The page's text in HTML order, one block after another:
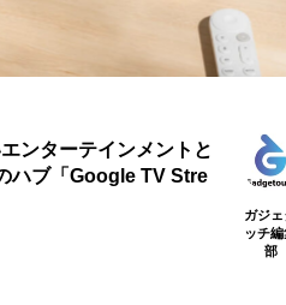
ーテインメントと
「Google TV Stre
ガジェタ
ッチ編集